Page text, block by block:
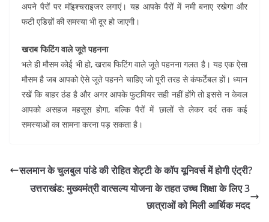
अपने पैरों पर मॉइश्चराइजर लगाएं। यह आपके पैरों में नमी बनाए रखेगा और
फटी एडिय़ों की समस्या भी दूर हो जाएगी।
खराब फिटिंग वाले जूते पहनना
भले ही मौसम कोई भी हो, खराब फिटिंग वाले जूते पहनना गलत है। यह एक ऐसा
मौसम है जब आपको ऐसे जूते पहनने चाहिए जो पूरी तरह से कंफर्टेबल हों। ध्यान
रखें कि बाहर ठंड है और अगर आपके फुटवियर सही नहीं होंगे तो इससे न केवल
आपको असहज महसूस होगा, बल्कि पैरों में छालों से लेकर दर्द तक कई
समस्याओं का सामना करना पड़ सकता है।
सलमान के चुलबुल पांडे की रोहित शेट्टी के कॉप यूनिवर्स में होगी एंट्री?
उत्तराखंड: मुख्यमंत्री वात्सल्य योजना के तहत उच्च शिक्षा के लिए 3
छात्राओं को मिली आर्थिक मदद